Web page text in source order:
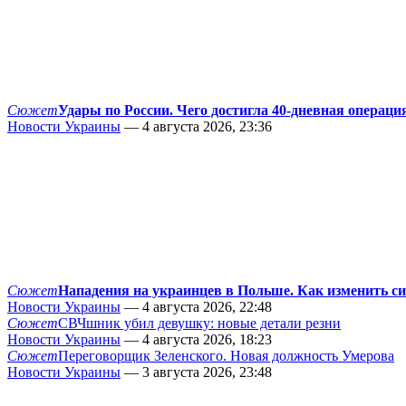
СюжетУдары по России. Чего достигла 40-дневная
Новости Украины — 4 августа 2026, 23:36
СюжетНападения на украинцев в Польше. Как изменить
Новости Украины — 4 августа 2026, 22:48
СюжетСВЧшник убил девушку: новые детали резни
Новости Украины — 4 августа 2026, 18:23
СюжетПереговорщик Зеленского. Новая должность Умерова
Новости Украины — 3 августа 2026, 23:48